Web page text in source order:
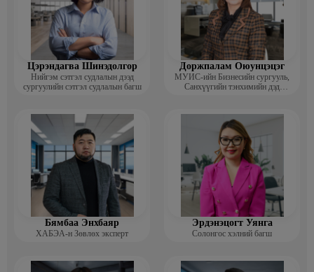
Цэрэндагва Шинэдолгор
Нийгэм сэтгэл судлалын дээд
сургуулийн сэтгэл судлалын багш
Доржпалам Оюунцэцэг
МУИС-ийн Бизнесийн сургууль,
Санхүүгийн тэнхимийн дэд
Бямбаа Энхбаяр
ХАБЭА-н Зөвлөх эксперт
Эрдэнэцогт Уянга
Солонгос хэлний багш